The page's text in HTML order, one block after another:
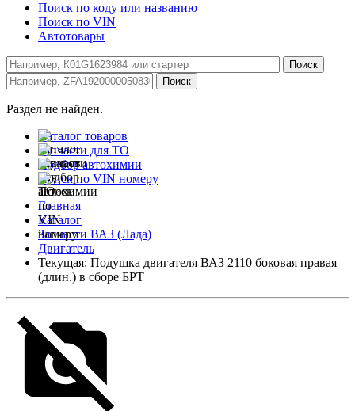
Поиск по коду или названию
Поиск по VIN
Автотовары
Раздел не найден.
Каталог товаров
Запчасти для ТО
Подбор автохимии
Поиск по VIN номеру
Главная
Каталог
Запчасти ВАЗ (Лада)
Двигатель
Текущая: Подушка двигателя ВАЗ 2110 боковая правая
(длин.) в сборе БРТ